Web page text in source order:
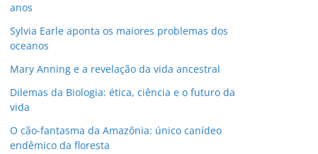
anos
Sylvia Earle aponta os maiores problemas dos
oceanos
Mary Anning e a revelação da vida ancestral
Dilemas da Biologia: ética, ciência e o futuro da
vida
O cão-fantasma da Amazônia: único canídeo
endêmico da floresta